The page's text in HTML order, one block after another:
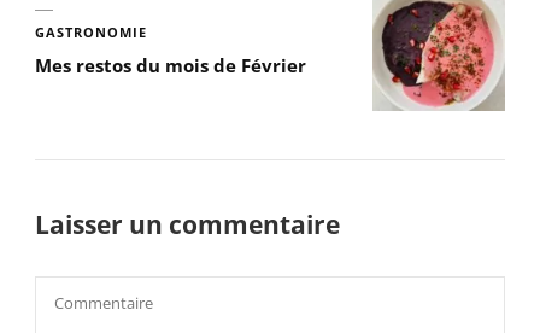
GASTRONOMIE
Mes restos du mois de Février
Laisser un commentaire